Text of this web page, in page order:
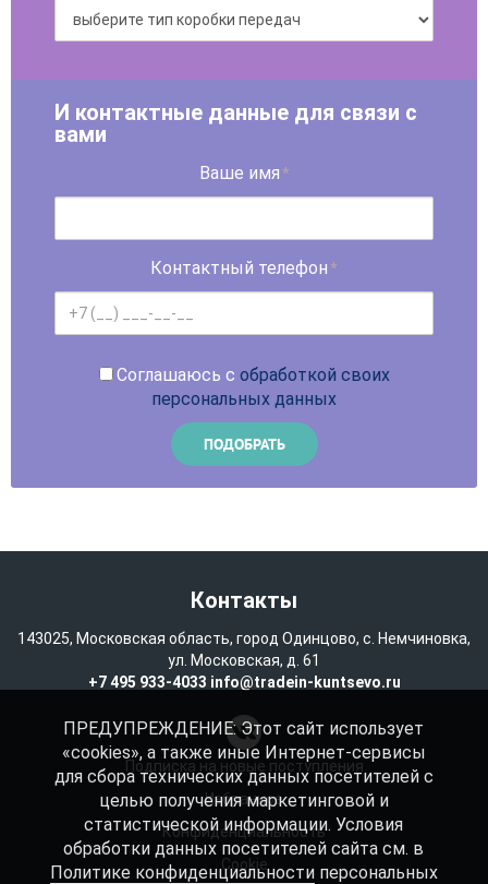
И контактные данные для связи с
вами
Ваше имя *
Контактный телефон *
Соглашаюсь с обработкой своих
персональных данных
Контакты
143025, Московская область, город Одинцово, с. Немчиновка,
ул. Московская, д. 61
+7 495 933-4033 info@tradein-kuntsevo.ru
Подписка на новые поступления
Избранное
Конфиденциальность
Cookie
ПРЕДУПРЕЖДЕНИЕ: Этот сайт использует
«cookies», а также иные Интернет-сервисы
для сбора технических данных посетителей с
целью получения маркетинговой и
статистической информации. Условия
обработки данных посетителей сайта см. в
Политике конфиденциальностиперсональных